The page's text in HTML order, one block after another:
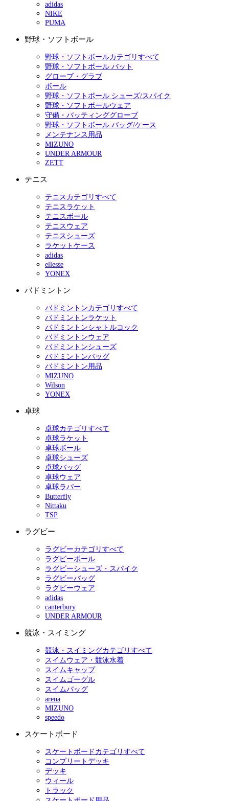
adidas
NIKE
PUMA
野球・ソフトボール
野球・ソフトボールカテゴリすべて
野球・ソフトボール バット
グローブ・グラブ
ボール
野球・ソフトボール シューズ/スパイク
野球・ソフトボールウェア
守備・バッティンググローブ
野球・ソフトボール バッグ/ケース
メンテナンス用品
MIZUNO
UNDER ARMOUR
ZETT
テニス
テニスカテゴリすべて
テニスラケット
テニスボール
テニスウェア
テニスシューズ
ラケットケース
adidas
ellesse
YONEX
バドミントン
バドミントンカテゴリすべて
バドミントンラケット
バドミントンシャトルコック
バドミントンウェア
バドミントンシューズ
バドミントンバッグ
バドミントン用品
MIZUNO
Wilson
YONEX
卓球
卓球カテゴリすべて
卓球ラケット
卓球ボール
卓球シューズ
卓球バッグ
卓球ウェア
卓球ラバー
Butterfly
Nittaku
TSP
ラグビー
ラグビーカテゴリすべて
ラグビーボール
ラグビーシューズ・スパイク
ラグビーバッグ
ラグビーウェア
adidas
canterbury
UNDER ARMOUR
競泳・スイミング
競泳・スイミングカテゴリすべて
スイムウェア・競泳水着
スイムキャップ
スイムゴーグル
スイムバッグ
arena
MIZUNO
speedo
スケートボード
スケートボードカテゴリすべて
コンプリートデッキ
デッキ
ウィール
トラック